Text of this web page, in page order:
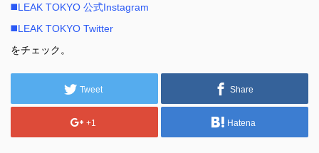
◼️LEAK TOKYO 公式Instagram
◼️LEAK TOKYO Twitter
をチェック。
Tweet Share
+1 Hatena